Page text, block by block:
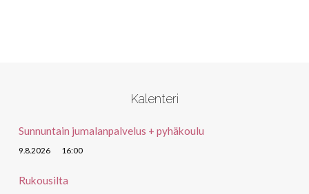
Kalenteri
Sunnuntain jumalanpalvelus + pyhäkoulu
9.8.2026 16:00
Rukousilta